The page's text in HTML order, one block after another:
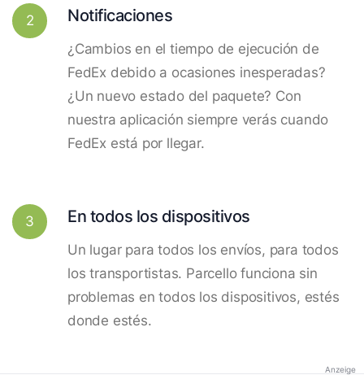
2 Notificaciones
¿Cambios en el tiempo de ejecución de
FedEx debido a ocasiones inesperadas?
¿Un nuevo estado del paquete? Con
nuestra aplicación siempre verás cuando
FedEx está por llegar.
3 En todos los dispositivos
Un lugar para todos los envíos, para todos
los transportistas. Parcello funciona sin
problemas en todos los dispositivos, estés
donde estés.
Anzeige